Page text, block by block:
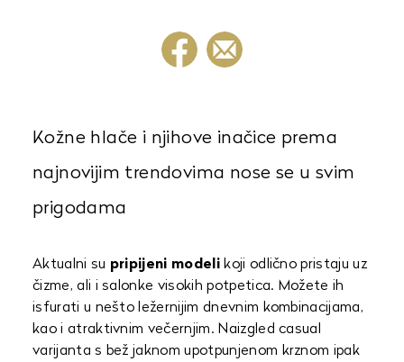
Kožne hlače i njihove inačice prema
najnovijim trendovima nose se u svim
prigodama
Aktualni su pripijeni modelikoji odlično pristaju uz
čizme, ali i salonke visokih potpetica. Možete ih
isfurati u nešto ležernijim dnevnim kombinacijama,
kao i atraktivnim večernjim. Naizgled casual
varijanta s bež jaknom upotpunjenom krznom ipak